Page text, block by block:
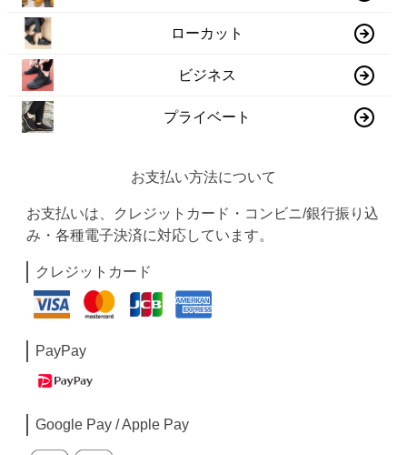
ローカット
ビジネス
プライベート
お支払い方法について
お支払いは、クレジットカード・コンビニ/銀行振り込
み・各種電子決済に対応しています。
クレジットカード
PayPay
Google Pay / Apple Pay